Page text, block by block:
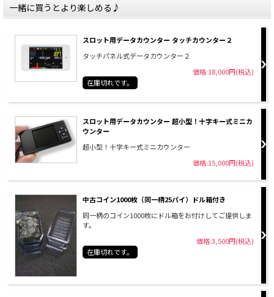
一緒に買うとより楽しめる♪
スロット用データカウンター タッチカウンター２
タッチパネル式データカウンター２
価格:18,000円(税込)
在庫切れです。
スロット用データカウンター 超小型！十字キー式ミニカ
ウンター
超小型！十字キー式ミニカウンター
価格:15,000円(税込)
中古コイン1000枚（同一柄25パイ）ドル箱付き
同一柄のコイン1000枚にドル箱をお付けしてご提供しま
す。
価格:3,500円(税込)
在庫切れです。